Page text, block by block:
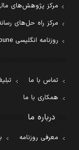
مرکز پژوهش‌های
مرکز راه حل‌های
روزنامه انگلیسی Financial Tribune
تماس با ما
همکاری با ما
درباره ما
معرفی روزنامه